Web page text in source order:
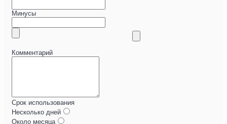
Минусы
Комментарий
Срок использования
Несколько дней
Около месяца